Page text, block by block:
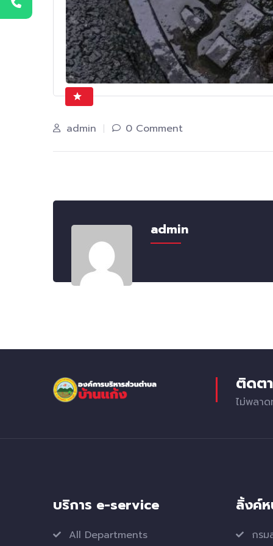
admin 0 Comment
admin
ติดต
ไม่พลาด
บริการ e-service
All Departments
ลิ้งค์
กรม